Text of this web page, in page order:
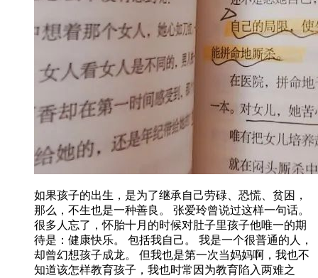
如果孩子的出生，是为了继承自己劳碌、恐慌、贫困，
那么，不生也是一种善良。 张爱玲曾说过这样一句话。
很多人忘了，怀胎十月的时候对肚子里孩子他唯一的期
待是：健康快乐。 包括我自己。 我是一个很普通的人，
却曾幻想孩子成龙。 但我也是第一次当妈妈啊，我也不
知道该怎样教育孩子，我也时常因为教育陷入两难之